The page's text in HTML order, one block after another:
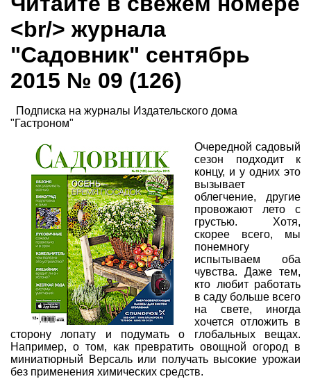
<br/> журнала
"Садовник" сентябрь
2015 № 09 (126)
Подписка на журналы Издательского дома
"Гастроном"
Очередной садовый
сезон подходит к
концу, и у одних это
вызывает
облегчение, другие
провожают лето с
грустью. Хотя,
скорее всего, мы
понемногу
испытываем оба
чувства. Даже тем,
кто любит работать
в саду больше всего
на свете, иногда
хочется отложить в
сторону лопату и подумать о глобальных вещах.
Например, о том, как превратить овощной огород в
миниатюрный Версаль или получать высокие урожаи
без применения химических средств.